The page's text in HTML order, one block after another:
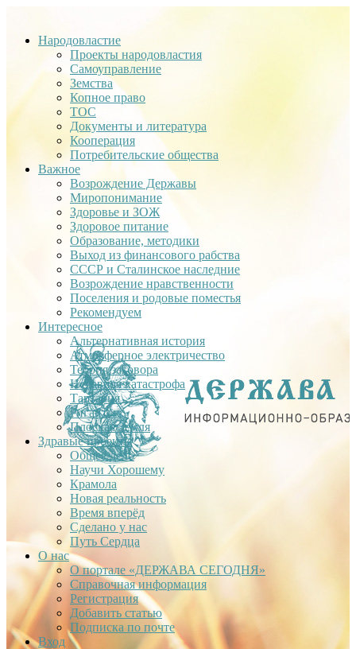
Народовластие
Проекты народовластия
Самоуправление
Земства
Копное право
ТОС
Документы и литература
Кооперация
Потребительские общества
Важное
Возрождение Державы
Миропонимание
Здоровье и ЗОЖ
Здоровое питание
Образование, методики
Выход из финансового рабства
СССР и Сталинское наследние
Возрождение нравственности
Поселения и родовые поместья
Рекомендуем
Интересное
Альтернативная история
Атмосферное электричество
Теория заговора
Недавняя катастрофа
Тартария
Гиганты
Плоская Земля
Здравые проекты
Общее дело
Научи Хорошему
Крамола
Новая реальность
Время вперёд
Сделано у нас
Путь Сердца
О нас
О портале «ДЕРЖАВА СЕГОДНЯ»
Справочная информация
Регистрация
Добавить статью
Подписка по почте
Вход